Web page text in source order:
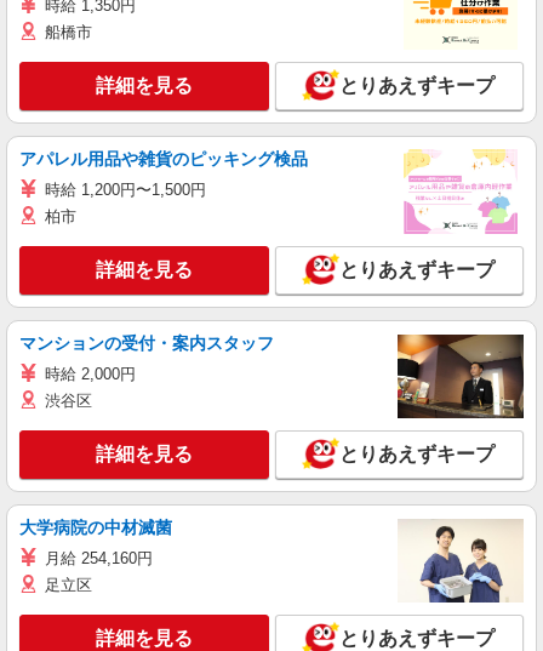
時給 1,350円
船橋市
詳細を見る とりあえずキープ
アパレル用品や雑貨のピッキング検品
時給 1,200円〜1,500円
柏市
詳細を見る とりあえずキープ
マンションの受付・案内スタッフ
時給 2,000円
渋谷区
詳細を見る とりあえずキープ
大学病院の中材滅菌
月給 254,160円
足立区
詳細を見る とりあえずキープ